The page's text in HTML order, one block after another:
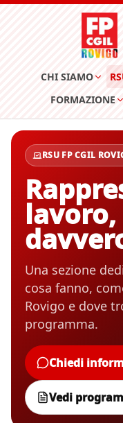
CHI SIAMO
FORMAZIONE
RSU FP CGIL
Una sezione
cosa fanno,
Rovigo e dove
programma.
Chiedi
Vedi